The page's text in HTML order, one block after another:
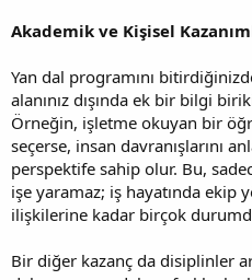
Akademik ve Kişisel
Yan dal programını
alanınız dışında ek bir bilgi
Örneğin, işletme okuyan bir
seçerse, insan davranışlarını
perspektife sahip olur. Bu,
işe yaramaz; iş hayatında ekip
ilişkilerine kadar birçok
Bir diğer kazanç da disiplinler